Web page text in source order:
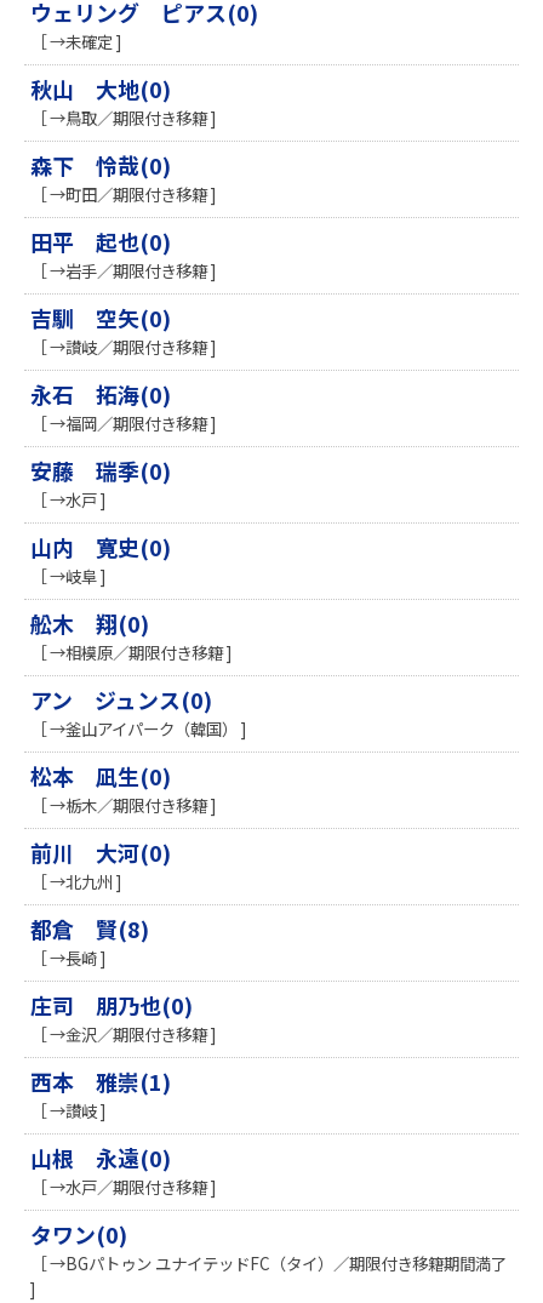
ウェリング ピアス(0)
［ →未確定 ]
秋山 大地(0)
［ →鳥取／期限付き移籍 ]
森下 怜哉(0)
［ →町田／期限付き移籍 ]
田平 起也(0)
［ →岩手／期限付き移籍 ]
吉馴 空矢(0)
［ →讃岐／期限付き移籍 ]
永石 拓海(0)
［ →福岡／期限付き移籍 ]
安藤 瑞季(0)
［ →水戸 ]
山内 寛史(0)
［ →岐阜 ]
舩木 翔(0)
［ →相模原／期限付き移籍 ]
アン ジュンス(0)
［ →釜山アイパーク（韓国） ]
松本 凪生(0)
［ →栃木／期限付き移籍 ]
前川 大河(0)
［ →北九州 ]
都倉 賢(8)
［ →長崎 ]
庄司 朋乃也(0)
［ →金沢／期限付き移籍 ]
西本 雅崇(1)
［ →讃岐 ]
山根 永遠(0)
［ →水戸／期限付き移籍 ]
タワン(0)
［ →BGパトゥン ユナイテッドFC（タイ）／期限付き移籍期間満了
]